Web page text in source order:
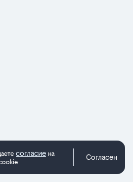
согласие на
Согласен